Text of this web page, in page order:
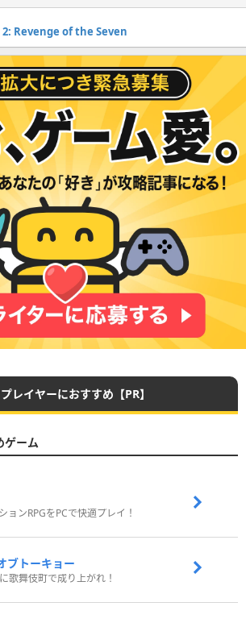
Revenge of the Seven
レイヤーにおすすめ【PR】
ゲーム
ョンRPGをPCで快適プレイ！
ブトーキョー
歌舞伎町で成り上がれ！